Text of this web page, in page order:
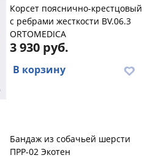
Корсет пояснично-крестцовый
с ребрами жесткости BV.06.3
ORTOMEDICA
3 930 руб.
В корзину
Бандаж из собачьей шерсти
ПРР-02 Экотен